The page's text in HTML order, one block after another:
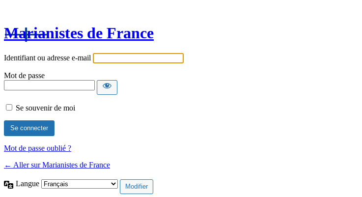
Marianistes de France
Identifiant ou adresse e-mail
Mot de passe
Se souvenir de moi
Mot de passe oublié ?
← Aller sur Marianistes de France
Langue